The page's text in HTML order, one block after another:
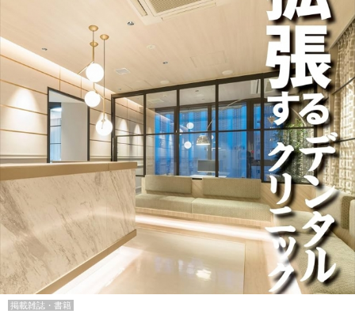
掲載雑誌・書籍